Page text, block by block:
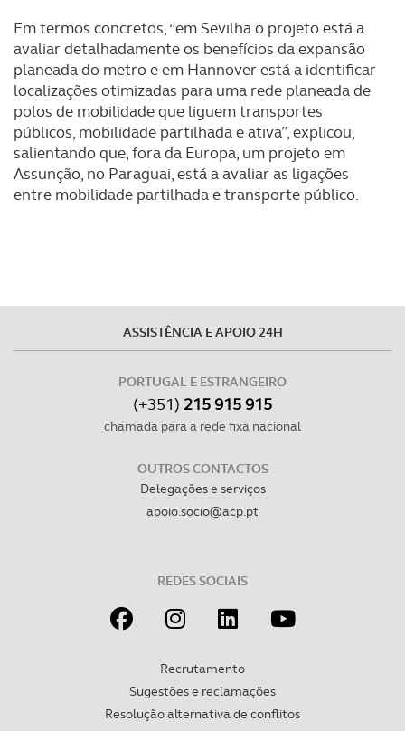
Em termos concretos, “em Sevilha o projeto está a
avaliar detalhadamente os benefícios da expansão
planeada do metro e em Hannover está a identificar
localizações otimizadas para uma rede planeada de
polos de mobilidade que liguem transportes
públicos, mobilidade partilhada e ativa”, explicou,
salientando que, fora da Europa, um projeto em
Assunção, no Paraguai, está a avaliar as ligações
entre mobilidade partilhada e transporte público.
ASSISTÊNCIA E APOIO 24H
PORTUGAL E ESTRANGEIRO
(+351) 215 915 915
chamada para a rede fixa nacional
OUTROS CONTACTOS
Delegações e serviços
apoio.socio@acp.pt
REDES SOCIAIS
Recrutamento
Sugestões e reclamações
Resolução alternativa de conflitos